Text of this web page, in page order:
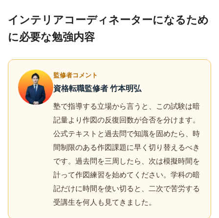
インテリアコーディネーターになるため
に必要な勉強内容
監修者コメント
資格転職監修者 竹本明弘
塾で指導する立場から言うと、この試験は暗
記量より作図の反復回数が合否を分けます。
公式テキストと過去問で知識を固めたら、時
間制限のある作図課題に早く切り替えるべき
です。過去問を三周したら、次は模擬時間を
計って作図練習を始めてください。学科の暗
記だけに時間を使い切ると、二次で苦労する
受講生を何人も見てきました。